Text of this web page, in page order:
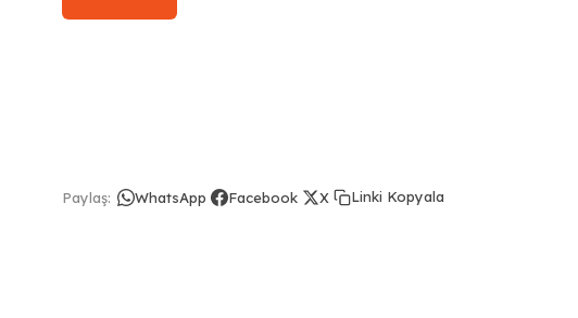
Paylaş: WhatsApp Facebook X Linki Kopyala